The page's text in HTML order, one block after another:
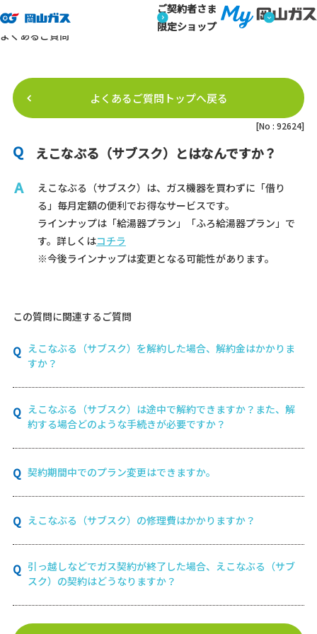
ご契約者さま
限定ショップ
トップページ
よくあるご質問詳細
よくあるご質問
よくあるご質問
よくあるご質問トップへ戻る
[No : 92624]
えこなぶる（サブスク）とはなんですか？
えこなぶる（サブスク）は、ガス機器を買わずに「借り
る」毎月定額の便利でお得なサービスです。
ラインナップは「給湯器プラン」「ふろ給湯器プラン」で
す。詳しくはコチラ
※今後ラインナップは変更となる可能性があります。
この質問に関連するご質問
えこなぶる（サブスク）を解約した場合、解約金はかかりま
すか？
えこなぶる（サブスク）は途中で解約できますか？また、解
約する場合どのような手続きが必要ですか？
契約期間中でのプラン変更はできますか。
えこなぶる（サブスク）の修理費はかかりますか？
引っ越しなどでガス契約が終了した場合、えこなぶる（サブ
スク）の契約はどうなりますか？